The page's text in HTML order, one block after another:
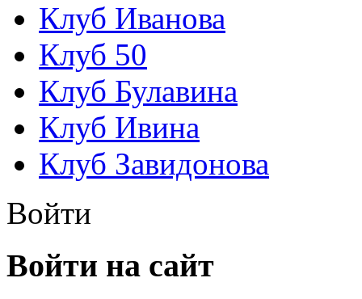
Клуб Иванова
Клуб 50
Клуб Булавина
Клуб Ивина
Клуб Завидонова
Войти
Войти на сайт